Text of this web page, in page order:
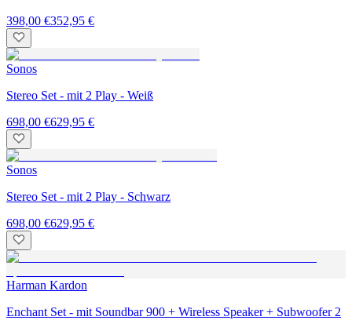
398,00 €352,95 €
Sonos
Stereo Set - mit 2 Play - Weiß
698,00 €629,95 €
Sonos
Stereo Set - mit 2 Play - Schwarz
698,00 €629,95 €
Harman Kardon
Enchant Set - mit Soundbar 900 + Wireless Speaker + Subwoofer 2